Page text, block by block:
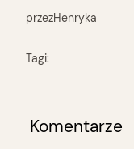
przezHenryka
Tagi:
Komentarze